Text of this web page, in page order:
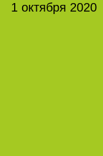
1 октября 2020